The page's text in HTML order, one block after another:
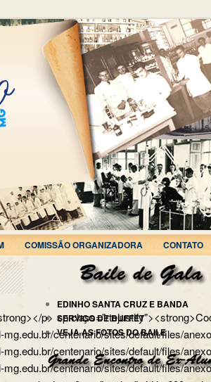
COMISSÃO ORGANIZADORA CONTATO
p> <p
mg.edu.br/centenario/sites/default/
centenario/sites/default/files/
centenario/sites/default/files/
EDINHO SANTA CRUZ E BANDA
SERVIÇO DE BUFFET
VEJA AS FOTOS DO BAILE